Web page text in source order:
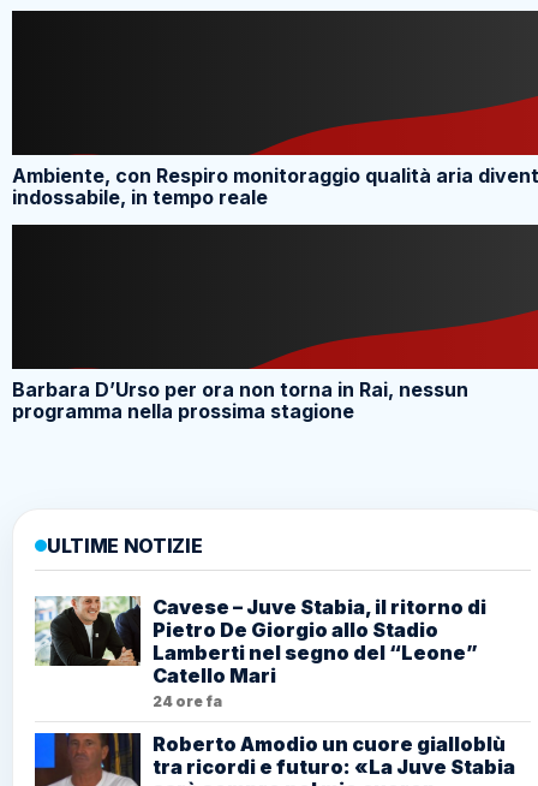
Ambiente, con Respiro monitoraggio qualità aria
indossabile, in tempo reale
Barbara D’Urso per ora non torna in Rai, nessun
programma nella prossima stagione
ULTIME NOTIZIE
Cavese – Juve Stabia, il ritorno di
Pietro De Giorgio allo Stadio
Lamberti nel segno del “Leone”
Catello Mari
24 ore fa
Roberto Amodio un cuore gialloblù
tra ricordi e futuro: «La Juve Stabia